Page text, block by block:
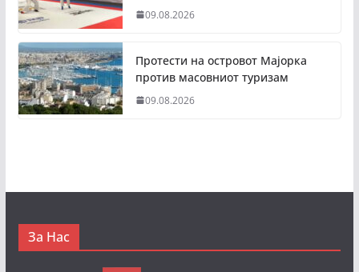
09.08.2026
Протести на островот Мајорка
против масовниот туризам
09.08.2026
За Нас